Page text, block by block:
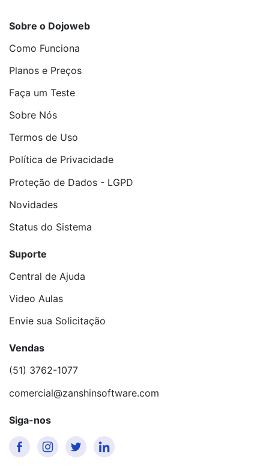
Sobre o Dojoweb
Como Funciona
Planos e Preços
Faça um Teste
Sobre Nós
Termos de Uso
Política de Privacidade
Proteção de Dados - LGPD
Novidades
Status do Sistema
Suporte
Central de Ajuda
Video Aulas
Envie sua Solicitação
Vendas
(51) 3762-1077
comercial@zanshinsoftware.com
Siga-nos